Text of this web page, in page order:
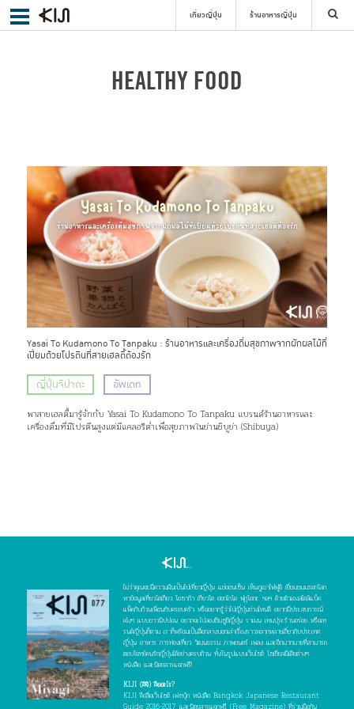
เที่ยวญี่ปุ่น ร้านอาหารญี่ปุ่น
ค้นหา
HEALTHY FOOD
Yasai To Kudamono To Tanpaku : ร้านอาหารและเครื่องดื่มสุขภาพจากผักผลไม้ที่
เปี่ยมด้วยโปรตีนที่สายเฮลตี้ต้องรัก
ญี่ปุ่นจิปาถะ อัพเดท
พาสายเฮลตี้มารู้จักกับ Yasai To Kudamono To Tanpaku แบรนด์ร้านอาหารและ
เครื่องดื่มที่มีโปรตีนสูงแต่มีแคลอรีต่ำเพื่อสุขภาพในย่านชิบูย่า (Shibuya)
ไม่ว่าคุณจะมีความฝันเป็นไปเที่ยวญี่ปุ่น แช่ออนเซ็น เห็นภูเขาไฟฟูจิ เยี่ยมชมมรดกโลก
หาข้อมูลเที่ยวโตเกียว โอซาก้า เกียวโต ฮอกไกโด ฟุกุโอกะ ฯลฯ ด้วยตัวเองสไตล์แบ็ค
แพ็คกับก๊วนเพื่อนกับครอบครัว หรืออยากรู้ว่าไปญี่ปุ่นช่วงไหนดี อยากมีประสบการณ์
เจ๋งๆ แบบชาวนิปปอน อยากจะไปลองชิมซูชิญี่ปุ่น ราเมน เทมปุระร้านอร่อย หรือเท
รนด์ญี่ปุ่นก็ตาม เราก็พร้อมเป็นสื่อกลางบอกเล่าเรื่องราวหลากหลายเกี่ยวกับประเทศ
ญี่ปุ่น อาหาร การท่องเที่ยว วัฒนธรรม ภาพยนตร์ เพลง และอีกมากมายที่สามารถ
ตอบโจทย์คนรักญี่ปุ่นได้อย่างครบถ้วน ทั้งในรูปแบบเว็บไซต์ โซเชียลมีเดียต่างๆ
หนังสือ และนิตยสารแจกฟรี!
KIJI (คิจิ) คืออะไร?
KIJI คือสื่อเว็บไซต์ เฟซบุ๊ก หนังสือ Bangkok Japanese Restaurant
Guide 2016-2017 และนิตยสารแจกฟรี (Free Magazine) ที่ร่วมมือกัน